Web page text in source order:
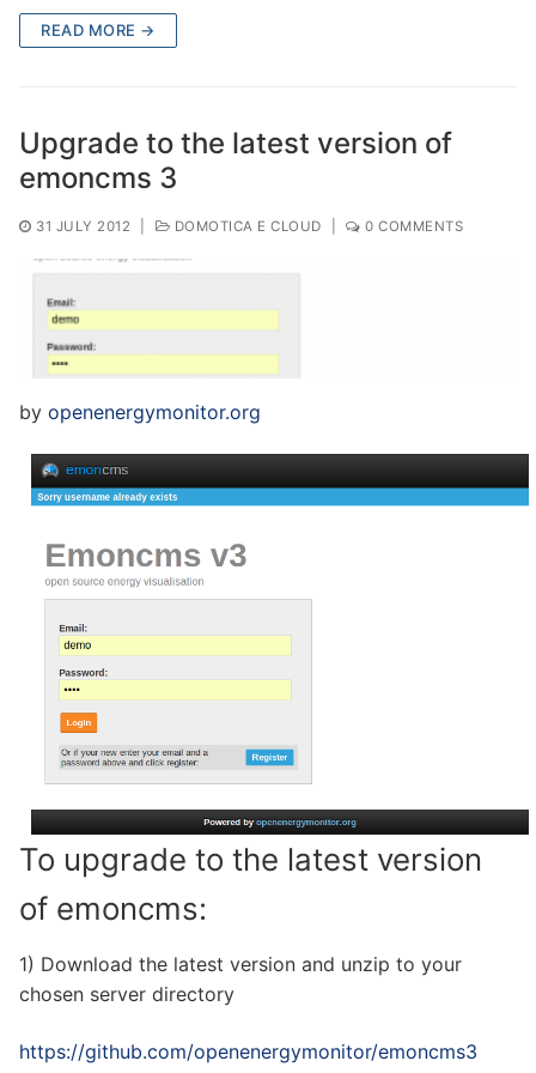
READ MORE →
Upgrade to the latest version of
emoncms 3
31 JULY 2012 DOMOTICA E CLOUD 0 COMMENTS
by openenergymonitor.org
To upgrade to the latest version
of emoncms:
1) Download the latest version and unzip to your
chosen server directory
https://github.com/openenergymonitor/emoncms3